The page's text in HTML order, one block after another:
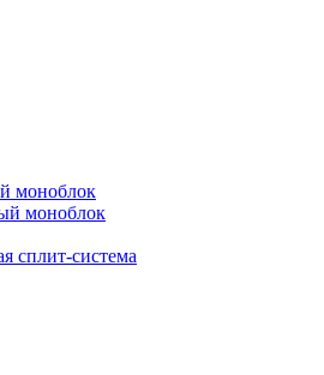
моноблок
моноблок
сплит-система